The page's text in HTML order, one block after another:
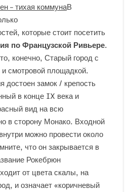
– тихая коммунаВ
которые стоит посетить
по Французской Ривьере.
конечно, Старый город с
смотровой площадкой.
достоен замок / крепость
в конце IX века и
вид на всю
в сторону Монако. Входной
можно провести около
что он закрывается в
Рокебрюн
от цвета скалы, на
и означает «коричневый